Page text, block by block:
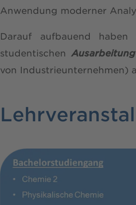
Anwendung moderner
Darauf aufbauend
studentischen
von Industrieunternehmen)